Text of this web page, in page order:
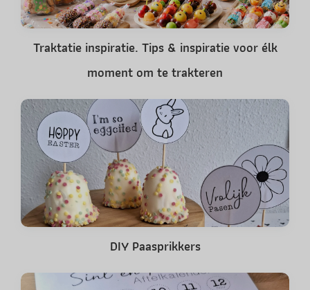
Traktatie inspiratie. Tips & inspiratie voor élk
moment om te trakteren
DIY Paasprikkers